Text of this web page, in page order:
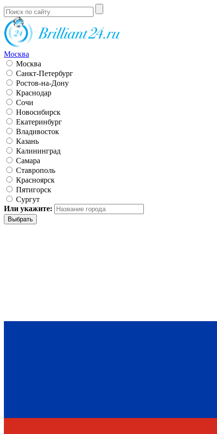
Москва
Москва
Санкт-Петербург
Ростов-на-Дону
Краснодар
Сочи
Новосибирск
Екатеринбург
Владивосток
Казань
Калининград
Самара
Ставрополь
Красноярск
Пятигорск
Сургут
Или укажите: